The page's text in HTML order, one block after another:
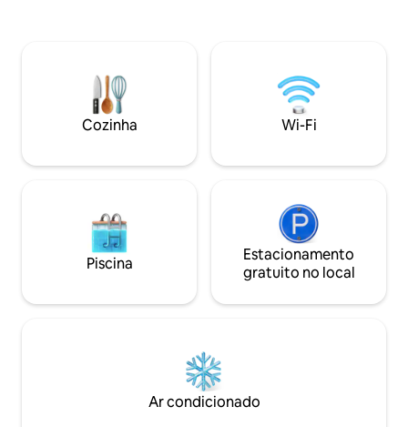
seu café da
varanda. Imagine manhãs tranquilas, ar
puro e tempo de
pessoas de quem
reaproximar-se e
Cozinha Wi-Fi
Piscina
Estacionamento
gratuito no local
Ar condicionado